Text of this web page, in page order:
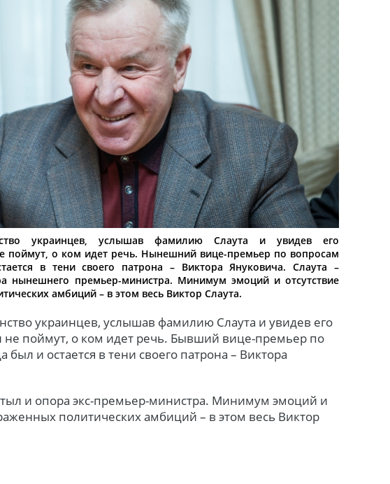
украинцев, услышав фамилию Слаута и увидев его
поймут, о ком идет речь. Нынешний вице-премьер по вопросам
в тени своего патрона – Виктора Януковича. Слаута –
нынешнего премьер-министра. Минимум эмоций и отсутствие
амбиций – в этом весь Виктор Слаута.
украинцев, услышав фамилию Слаута и увидев его
не поймут, о ком идет речь. Бывший вице-премьер по
был и остается в тени своего патрона – Виктора
и опора экс-премьер-министра. Минимум эмоций и
политических амбиций – в этом весь Виктор